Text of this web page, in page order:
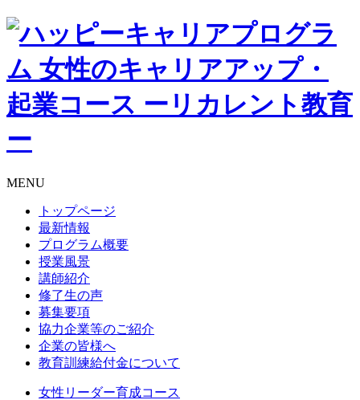
MENU
トップページ
最新情報
プログラム概要
授業風景
講師紹介
修了生の声
募集要項
協力企業等のご紹介
企業の皆様へ
教育訓練給付金について
女性リーダー育成コース